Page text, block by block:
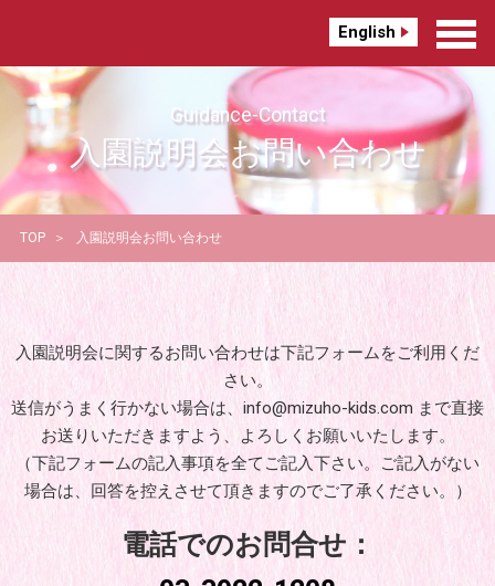
English
Guidance-Contact
入園説明会お問い合わせ
TOP 入園説明会お問い合わせ
入園説明会に関するお問い合わせは下記フォームをご利用くだ
さい。
送信がうまく行かない場合は、info@mizuho-kids.com まで直接
お送りいただきますよう、よろしくお願いいたします。
（下記フォームの記入事項を全てご記入下さい。ご記入がない
場合は、回答を控えさせて頂きますのでご了承ください。）
電話でのお問合せ：